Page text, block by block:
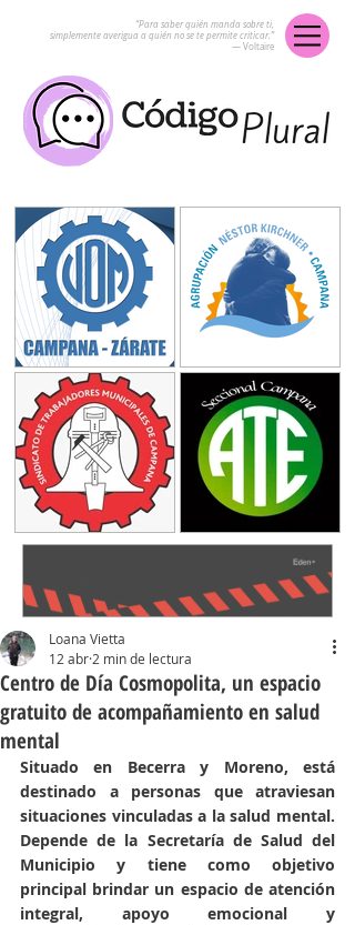
“Para saber quién manda sobre ti,
simplemente averigua a quién no se te permite criticar.”
― Voltaire
Centro de Día Cosmopolita, un espacio
gratuito de acompañamiento en salud
mental
Loana Vietta
12 abr 2 min de lectura
Situado en Becerra y Moreno, está
destinado a personas que atraviesan
situaciones vinculadas a la salud mental.
Depende de la Secretaría de Salud del
Municipio y tiene como objetivo
principal brindar un espacio de atención
integral, apoyo emocional y